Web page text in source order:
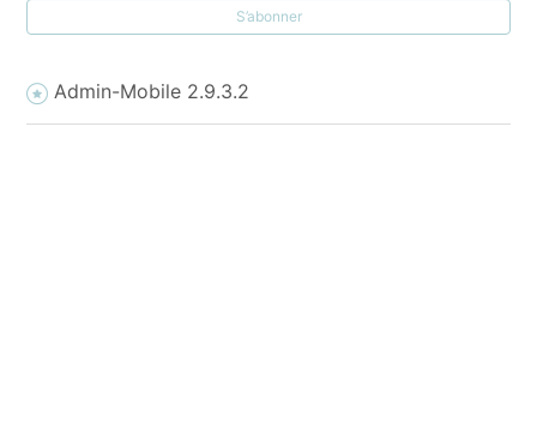
S’abonner
Admin-Mobile 2.9.3.2